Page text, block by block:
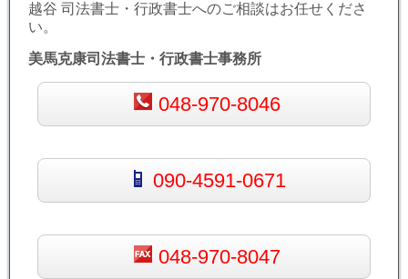
越谷 司法書士・行政書士へのご相談はお任せくださ
い。
美馬克康司法書士・行政書士事務所
048-970-8046
090-4591-0671
048-970-8047